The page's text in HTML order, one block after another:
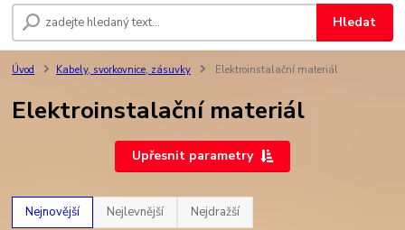
Hledat
Úvod Kabely, svorkovnice, zásuvky Elektroinstalační materiál
Elektroinstalační materiál
Upřesnit parametry
Nejnovější Nejlevnější Nejdražší